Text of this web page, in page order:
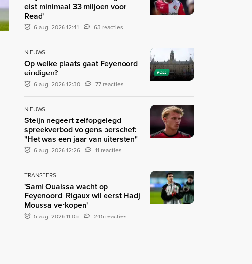
eist minimaal 33 miljoen voor
Read'
6 aug. 2026 12:41 63 reacties
POLL
NIEUWS
Op welke plaats gaat Feyenoord
eindigen?
6 aug. 2026 12:30 77 reacties
NIEUWS
Steijn negeert zelfopgelegd
spreekverbod volgens perschef:
"Het was een jaar van uitersten"
6 aug. 2026 12:26 11 reacties
TRANSFERS
'Sami Ouaissa wacht op
Feyenoord; Rigaux wil eerst Hadj
Moussa verkopen'
5 aug. 2026 11:05 245 reacties